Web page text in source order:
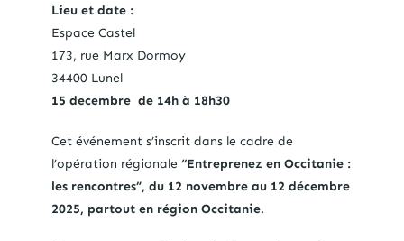
Lieu et date :
Espace Castel
173, rue Marx Dormoy
34400 Lunel
15 decembre de 14h à 18h30
Cet événement s’inscrit dans le cadre de
l’opération régionale“Entreprenez en Occitanie :
les rencontres”, du 12 novembre au 12 décembre
2025, partout en région Occitanie.